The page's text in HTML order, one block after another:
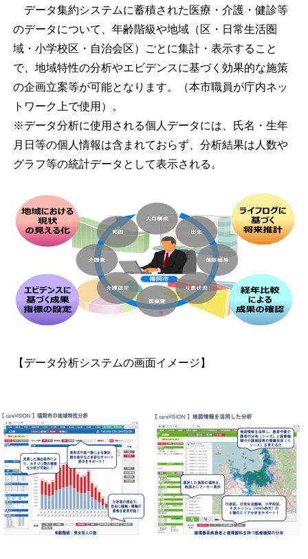
データ集約システムに蓄積された医療・介護・健診等
のデータについて、年齢階級や地域（区・日常生活圏
域・小学校区・自治会区）ごとに集計・表示すること
で、地域特性の分析やエビデンスに基づく効果的な施策
の企画立案等が可能となります。（本市職員が庁内ネッ
トワーク上で使用）。
※データ分析に使用される個人データには、氏名・生年
月日等の個人情報は含まれておらず、分析結果は人数や
グラフ等の統計データとして表示される。
【データ分析システムの画面イメージ】